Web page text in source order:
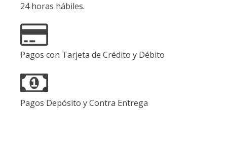
24 horas hábiles.
Pagos con Tarjeta de Crédito y Débito
Pagos Depósito y Contra Entrega